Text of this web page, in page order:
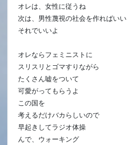
オレは、女性に従うね
次は、男性蔑視の社会を作ればいい
それでいいよ
オレならフェミニストに
スリスリとゴマすりながら
たくさん嘘をついて
可愛がってもらうよ
この国を
考えるだけバカらしいので
早起きしてラジオ体操
んで、ウォーキング